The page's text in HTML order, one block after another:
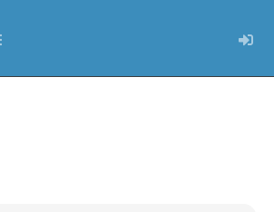
i risultatidi ricerca